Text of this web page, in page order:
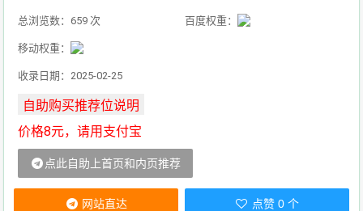
总浏览数：659 次 百度权重：
移动权重：
收录日期：2025-02-25
价格8元，请用支付宝
点此自助上首页和内页推荐
网站直达 点赞 0 个